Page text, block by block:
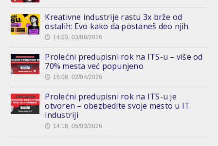
Kreativne industrije rastu 3x brže od
ostalih: Evo kako da postaneš deo njih
🕔 14:03, 03/08/2026
Prolećni predupisni rok na ITS-u – više od
70% mesta već popunjeno
🕔 15:08, 02/04/2026
Prolećni predupisni rok na ITS-u je
otvoren – obezbedite svoje mesto u IT
industriji
🕔 14:18, 05/03/2026